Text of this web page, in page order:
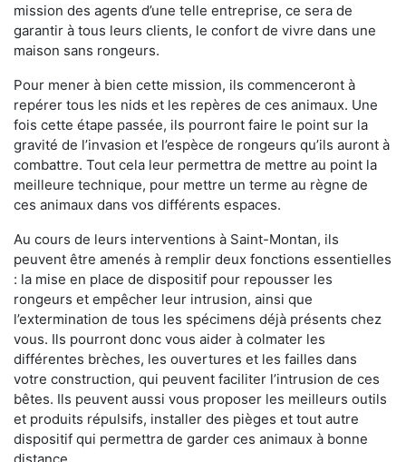
mission des agents d’une telle entreprise, ce sera de
garantir à tous leurs clients, le confort de vivre dans une
maison sans rongeurs.
Pour mener à bien cette mission, ils commenceront à
repérer tous les nids et les repères de ces animaux. Une
fois cette étape passée, ils pourront faire le point sur la
gravité de l’invasion et l’espèce de rongeurs qu’ils auront à
combattre. Tout cela leur permettra de mettre au point la
meilleure technique, pour mettre un terme au règne de
ces animaux dans vos différents espaces.
Au cours de leurs interventions à Saint-Montan, ils
peuvent être amenés à remplir deux fonctions essentielles
: la mise en place de dispositif pour repousser les
rongeurs et empêcher leur intrusion, ainsi que
l’extermination de tous les spécimens déjà présents chez
vous. Ils pourront donc vous aider à colmater les
différentes brèches, les ouvertures et les failles dans
votre construction, qui peuvent faciliter l’intrusion de ces
bêtes. Ils peuvent aussi vous proposer les meilleurs outils
et produits répulsifs, installer des pièges et tout autre
dispositif qui permettra de garder ces animaux à bonne
distance.